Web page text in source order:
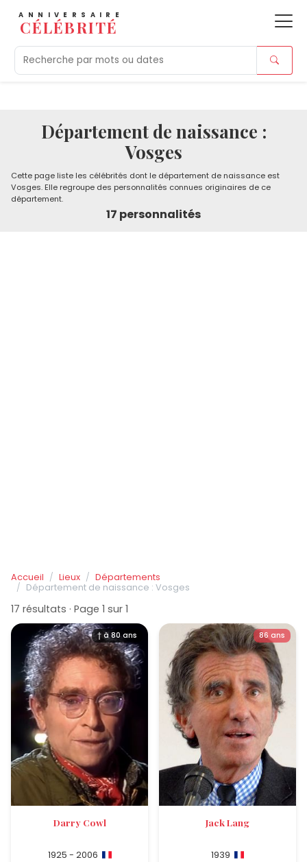
ANNIVERSAIRE
CÉLÉBRITÉ
Aujourd'hui Tendances Morts
Département de naissance :
Vosges
Cette page liste les célébrités dont le département de naissance est
Vosges. Elle regroupe des personnalités connues originaires de ce
département.
17 personnalités
Accueil Lieux
Départements
Département de naissance : Vosges
17 résultats · Page 1 sur 1
† à 80 ans
Darry Cowl
1925 - 2006
86 ans
Jack Lang
1939